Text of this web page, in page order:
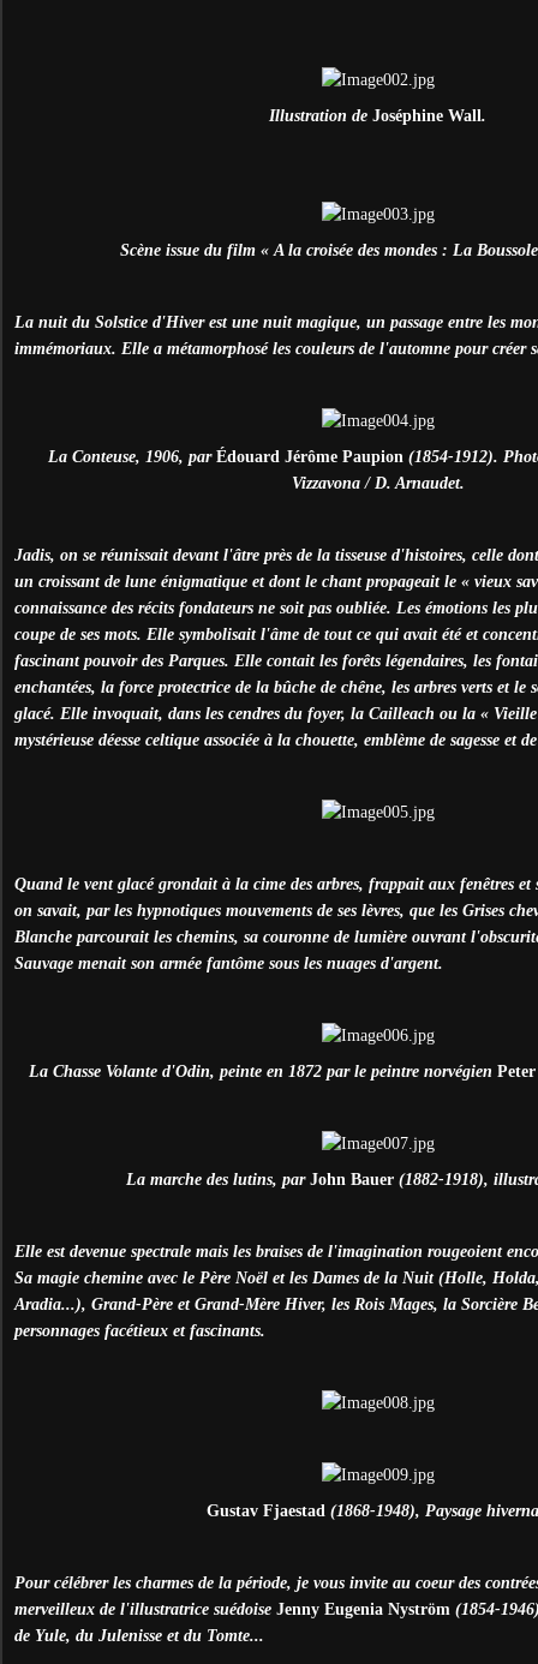
Illustration deJoséphine Wall.
Scène issue du film « A la croisée des mondes : La
La nuit du Solstice d'Hiver est une nuit magique, un passage entre les
immémoriaux. Elle a métamorphosé les couleurs de l'automne pour créer
La Conteuse, 1906, par Édouard Jérôme Paupion (1854-1912).
Vizzavona / D. Arnaudet.
Jadis, on se réunissait devant l'âtre près de la tisseuse d'histoires, celle
un croissant de lune énigmatique et dont le chant propageait le « vieux
connaissance des récits fondateurs ne soit pas oubliée. Les émotions les
coupe de ses mots. Elle symbolisait l'âme de tout ce qui avait été et
fascinant pouvoir des Parques. Elle contait les forêts légendaires, les
enchantées, la force protectrice de la bûche de chêne, les arbres verts et
glacé. Elle invoquait, dans les cendres du foyer, la Cailleach ou la «
mystérieuse déesse celtique associée à la chouette, emblème de sagesse et
Quand le vent glacé grondait à la cime des arbres, frappait aux fenêtres
on savait, par les hypnotiques mouvements de ses lèvres, que les Grises
Blanche parcourait les chemins, sa couronne de lumière ouvrant
Sauvage menait son armée fantôme sous les nuages d'argent.
La Chasse Volante d'Odin, peinte en 1872 par le peintre norvégien
La marche des lutins, par John Bauer (1882-1918),
Elle est devenue spectrale mais les braises de l'imagination rougeoient
Sa magie chemine avec le Père Noël et les Dames de la Nuit (Holle,
Aradia...), Grand-Père et Grand-Mère Hiver, les Rois Mages, la Sorcière
personnages facétieux et fascinants.
Gustav Fjaestad (1868-1948), Paysage
Pour célébrer les charmes de la période, je vous invite au coeur des
merveilleux de l'illustratrice suédoise Jenny Eugenia Nyström (1854-
de Yule, du Julenisse et du Tomte...